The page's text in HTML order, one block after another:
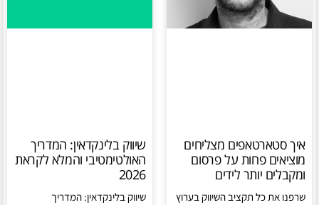
איך סטארטאפים מצליחים
מוציאים פחות על פרסום
ומקבלים יותר לידים
שרפנו את כל תקציב השיווק בערוץ
שיווק בלינקדאין: המדריך
האולטימטיבי והמלא לקראת
2026
שיווק בלינקדאין: המדריך